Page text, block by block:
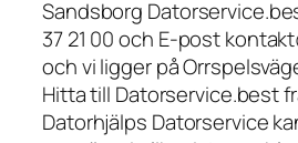
Sandsborg
37 21 00 och E-post
och vi ligger på
Hitta till Datorservice.best
Datorhjälps Datorservice